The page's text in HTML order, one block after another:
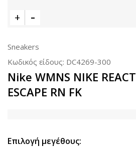
Sneakers
Κωδικός είδους: DC4269-300
Nike WMNS NIKE REACT
ESCAPE RN FK
Επιλογή μεγέθους: